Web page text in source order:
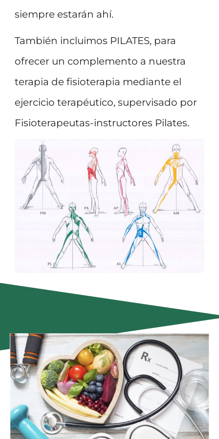
siempre estarán ahí.
También incluimos PILATES, para
ofrecer un complemento a nuestra
terapia de fisioterapia mediante el
ejercicio terapéutico, supervisado por
Fisioterapeutas-instructores Pilates.